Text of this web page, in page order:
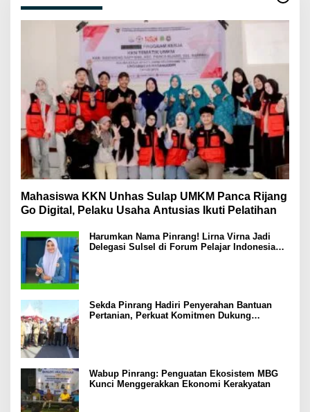
Mahasiswa KKN Unhas Sulap UMKM Panca Rijang
Go Digital, Pelaku Usaha Antusias Ikuti Pelatihan
Harumkan Nama Pinrang! Lirna Virna Jadi
Delegasi Sulsel di Forum Pelajar Indonesia
Sekda Pinrang Hadiri Penyerahan Bantuan
Pertanian, Perkuat Komitmen Dukung
Wabup Pinrang: Penguatan Ekosistem MBG
Kunci Menggerakkan Ekonomi Kerakyatan